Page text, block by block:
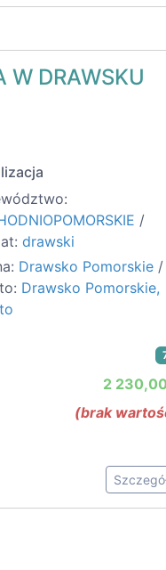
W DRAWSKU
/
drawski
Drawsko Pomorskie/
Drawsko Pomorskie,
2 230,00
(brak